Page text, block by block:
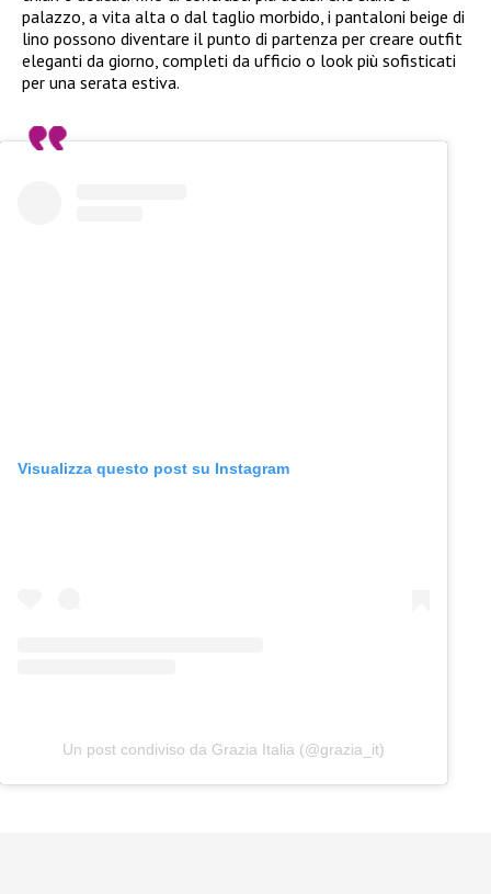
palazzo, a vita alta o dal taglio morbido, i pantaloni beige di
lino possono diventare il punto di partenza per creare outfit
eleganti da giorno, completi da ufficio o look più sofisticati
per una serata estiva.
Visualizza questo post su Instagram
Un post condiviso da Grazia Italia (@grazia_it)